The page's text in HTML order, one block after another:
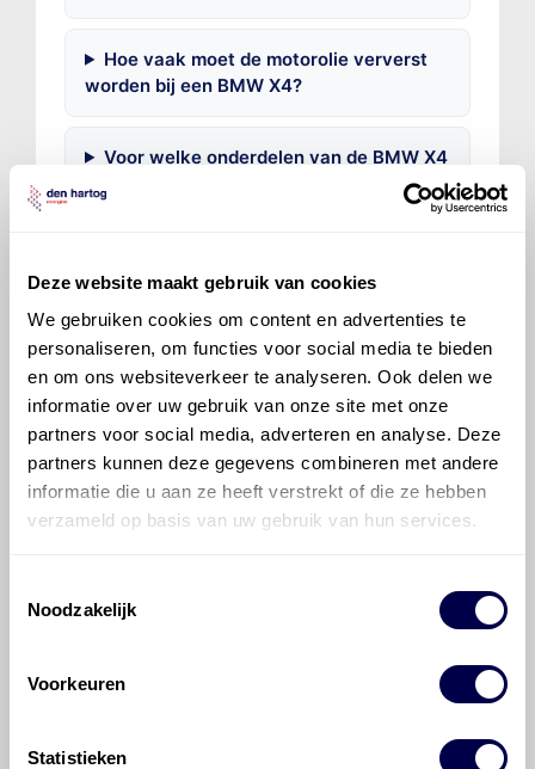
Deze website maakt gebruik van cookies
We gebruiken cookies om content en advertenties te
personaliseren, om functies voor social media te bieden
en om ons websiteverkeer te analyseren. Ook delen we
informatie over uw gebruik van onze site met onze
partners voor social media, adverteren en analyse. Deze
partners kunnen deze gegevens combineren met andere
informatie die u aan ze heeft verstrekt of die ze hebben
verzameld op basis van uw gebruik van hun services.
Noodzakelijk
Voorkeuren
Statistieken
Hoe vaak moet de motorolie ververst
worden bij een BMW X4?
Voor welke onderdelen van de BMW X4
is productadvies beschikbaar?
©OlyslagerAlle rechten voorbehouden. Deze
informatie mag noch geheel noch gedeeltelijk worden
gereproduceerd, opgeslagen in een database of op
andere manieren worden overgedragen zonder
voorafgaande schriftelijke toestemming van Olyslager
Organisation B.V. Hoewel alles in het werk is gesteld
om ervoor te zorgen dat deze gegevens zo accuraat
aansprakelijkheid aanvaard, anders dan waartoe een
wettelijke verplichting bestaat, voor schade of verlies
informatie. Door deze olieaanbevelingsinformatie te
raadplegen en te gebruiken erkent de gebruiker dat
om de vereiste onderhoudswerkzaamheden op een